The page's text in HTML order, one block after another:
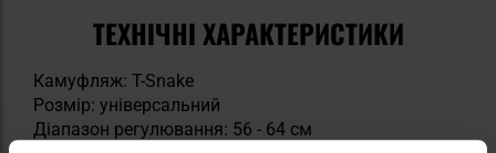
ТЕХНІЧНІ ХАРАКТЕРИСТИКИ
Камуфляж: T-Snake
Розмір: універсальний
Діапазон регулювання: 56 - 64 см